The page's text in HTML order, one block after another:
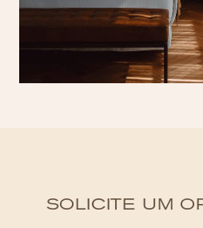
SOLICITE UM